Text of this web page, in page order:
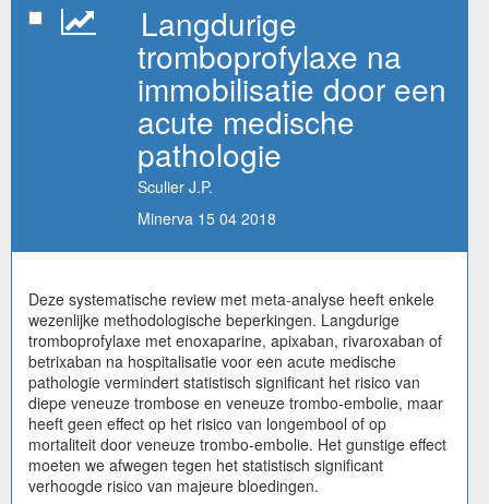
Langdurige
tromboprofylaxe na
immobilisatie door een
acute medische
pathologie
Sculier J.P.
Minerva 15 04 2018
Deze systematische review met meta-analyse heeft enkele
wezenlijke methodologische beperkingen. Langdurige
tromboprofylaxe met enoxaparine, apixaban, rivaroxaban of
betrixaban na hospitalisatie voor een acute medische
pathologie vermindert statistisch significant het risico van
diepe veneuze trombose en veneuze trombo-embolie, maar
heeft geen effect op het risico van longembool of op
mortaliteit door veneuze trombo-embolie. Het gunstige effect
moeten we afwegen tegen het statistisch significant
verhoogde risico van majeure bloedingen.